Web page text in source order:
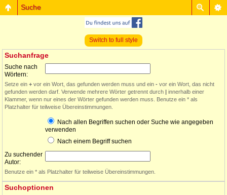
Suche
Switch to full style
Suchanfrage
Suche nach
Wörtern:
Setze ein + vor ein Wort, das gefunden werden muss und ein - vor ein Wort, das nicht
gefunden werden darf. Verwende mehrere Wörter getrennt durch | innerhalb einer
Klammer, wenn nur eines der Wörter gefunden werden muss. Benutze ein * als
Platzhalter für teilweise Übereinstimmungen.
Nach allen Begriffen suchen oder Suche wie angegeben
verwenden
Nach einem Begriff suchen
Zu suchender
Autor:
Benutze ein * als Platzhalter für teilweise Übereinstimmungen.
Suchoptionen